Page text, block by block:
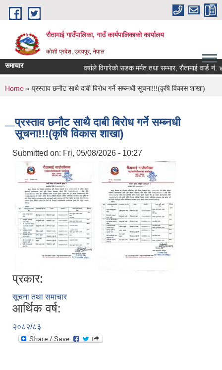
Skip to main content
रौतामाई गाउँपालिका, गाउँ कार्यपालिकाको कार्यालय
कोशी प्रदेश, उदयपुर, नेपाल
गाउँपालिका हाम्रो अभियान सबै सुखी र खुसी रहौं यहि हाम्रो
समाचार वर्षाले विगारेको सडक मर्मत तथा सम्भार, रौतामाई वार्ड नं.
You are here
Home » प्रस्ताव छनौट साथै दाबी बिरोध गर्ने सम्ब्नधी सूचना!!!(कृषि विकास शाखा)
प्रस्ताव छनौट साथै दाबी बिरोध गर्ने सम्ब्नधी
सूचना!!!(कृषि विकास शाखा)
Submitted on: Fri, 05/08/2026 - 10:27
प्रकार:
सूचना तथा समाचार
आर्थिक वर्ष:
२०८२/८३